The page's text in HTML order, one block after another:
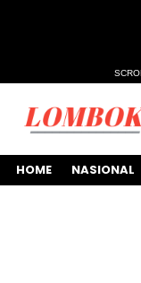
HOME NASIONAL